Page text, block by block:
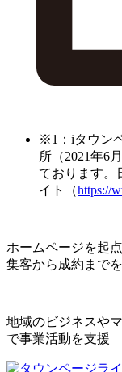
※1：iタウン
所（2021年6
ております。
イト（https://
ホームページを起
集客から成約まで
地域のビジネスや
で事業活動を支援